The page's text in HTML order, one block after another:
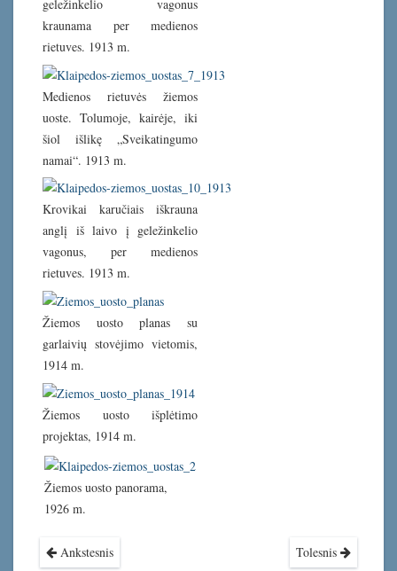
geležinkelio vagonus
kraunama per medienos
rietuves. 1913 m.
Medienos rietuvės žiemos
uoste. Tolumoje, kairėje, iki
šiol išlikę „Sveikatingumo
namai“. 1913 m.
Krovikai karučiais iškrauna
anglį iš laivo į geležinkelio
vagonus, per medienos
rietuves. 1913 m.
Žiemos uosto planas su
garlaivių stovėjimo vietomis,
1914 m.
Žiemos uosto išplėtimo
projektas, 1914 m.
Žiemos uosto panorama,
1926 m.
Ankstesnis Tolesnis